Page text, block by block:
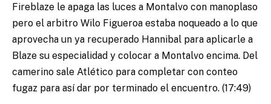
Fireblaze le apaga las luces a Montalvo con manoplaso
pero el arbitro Wilo Figueroa estaba noqueado a lo que
aprovecha un ya recuperado Hannibal para aplicarle a
Blaze su especialidad y colocar a Montalvo encima. Del
camerino sale Atlético para completar con conteo
fugaz para así dar por terminado el encuentro. (17:49)